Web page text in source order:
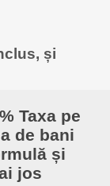
și
Taxa pe
de bani
și
jos